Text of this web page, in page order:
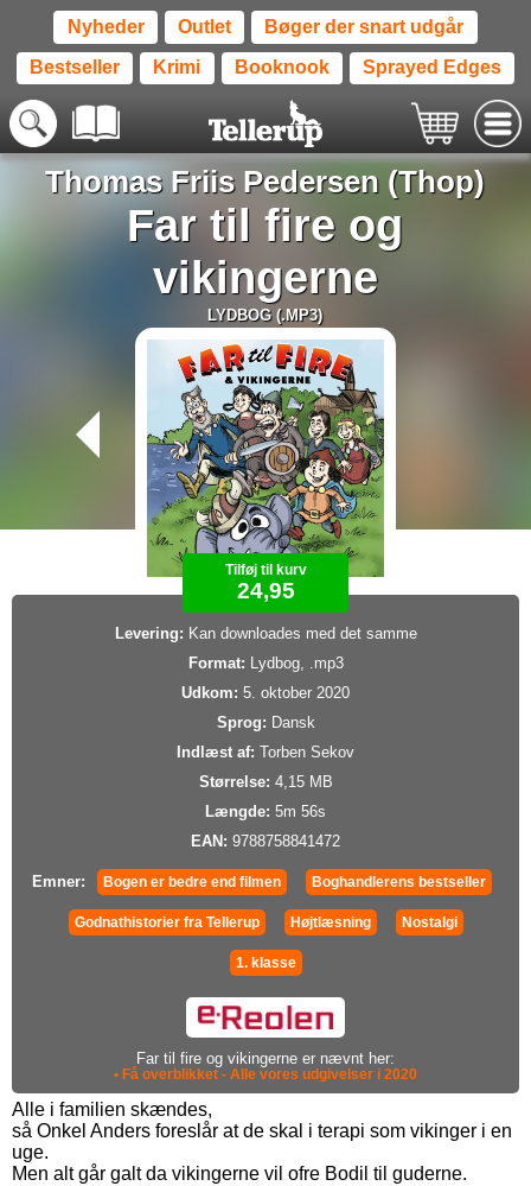
Nyheder Outlet Bøger der snart udgår
Bestseller Krimi Booknook Sprayed Edges
Thomas Friis Pedersen (Thop)
Far til fire og
vikingerne
LYDBOG (.MP3)
Tilføj til kurv
24,95
Levering: Kan downloades med det samme
Format: Lydbog, .mp3
Udkom: 5. oktober 2020
Sprog: Dansk
Indlæst af: Torben Sekov
Størrelse: 4,15 MB
Længde: 5m 56s
EAN: 9788758841472
Emner: Bogen er bedre end filmen Boghandlerens bestseller
Godnathistorier fra Tellerup Højtlæsning Nostalgi
1. klasse
Far til fire og vikingerne er nævnt her:
• Få overblikket - Alle vores udgivelser i 2020
Alle i familien skændes,
så Onkel Anders foreslår at de skal i terapi som vikinger i en
uge.
Men alt går galt da vikingerne vil ofre Bodil til guderne.